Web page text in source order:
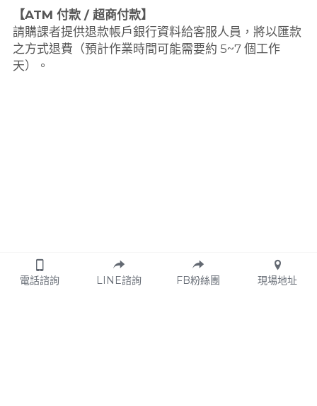
【ATM 付款 / 超商付款】
請購課者提供退款帳戶銀行資料給客服人員，將以匯款
之方式退費（預計作業時間可能需要約 5~7 個工作
天）。
電話諮詢 LINE諮詢 FB粉絲團 現場地址